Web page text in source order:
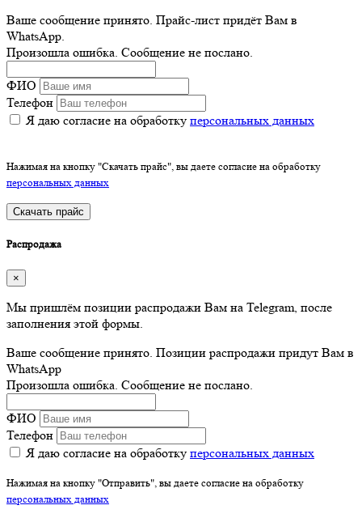
Ваше сообщение принято. Прайс-лист придёт Вам в
WhatsApp.
Произошла ошибка. Сообщение не послано.
ФИО
Телефон
Я даю согласие на обработку персональных данных
Нажимая на кнопку "Скачать прайс", вы даете согласие на обработку
персональных данных
Скачать прайс
Распродажа
×
Мы пришлём позиции распродажи Вам на Telegram, после
заполнения этой формы.
Ваше сообщение принято. Позиции распродажи придут Вам в
WhatsApp
Произошла ошибка. Сообщение не послано.
ФИО
Телефон
Я даю согласие на обработку персональных данных
Нажимая на кнопку "Отправить", вы даете согласие на обработку
персональных данных